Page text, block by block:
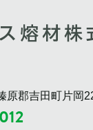
郡吉田町片岡